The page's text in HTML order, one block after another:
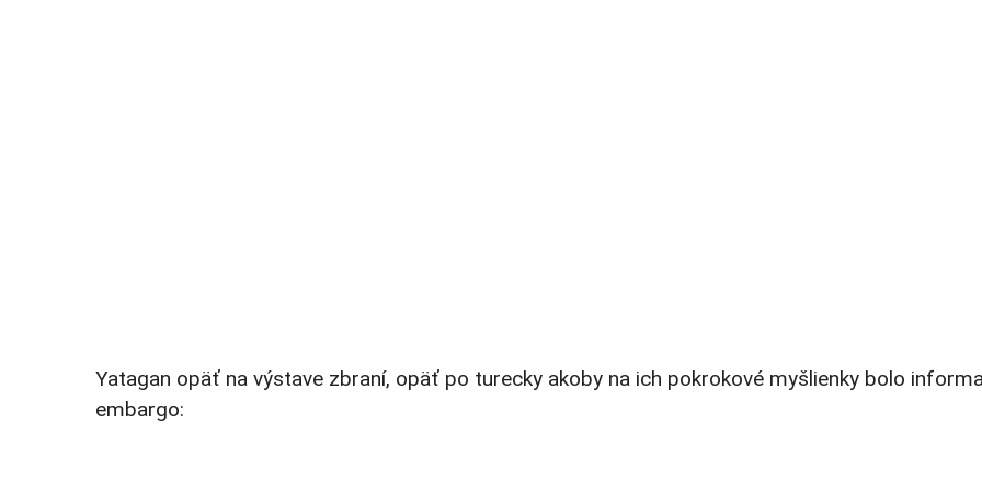
Yatagan opäť na výstave zbraní, opäť po turecky akoby na ich pokrokové myšlienky bolo
embargo: